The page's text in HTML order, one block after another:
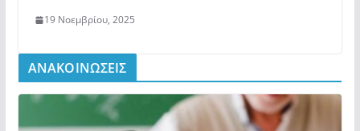
19 Νοεμβρίου, 2025
ΑΝΑΚΟΙΝΩΣΕΙΣ